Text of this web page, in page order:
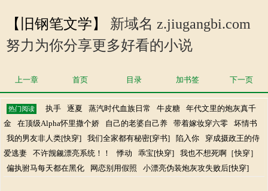
【旧钢笔文学】
新域名 z.jiugangbi.com
努力为你分享更多好看的小说
上一章 首页 目录 加书签 下一页
热门阅读 执手 逐夏 蒸汽时代血族日常 牛皮糖
年代文里的炮灰真千
金
在顶级Alpha怀里撒个娇 自己的老婆自己养 带着嫁妆穿六零
坏情书
我的男友非人类[快穿]
我们全家都有秘密[穿书] 陷入你
穿成摄政王的侍
爱逃妻
不许觊觎漂亮系统！！ 悸动 乖宝[快穿]
我也不想死啊［快穿］
偏执驸马每天都在黑化
网恋别用假照 小漂亮伪装炮灰攻失败后[快穿]